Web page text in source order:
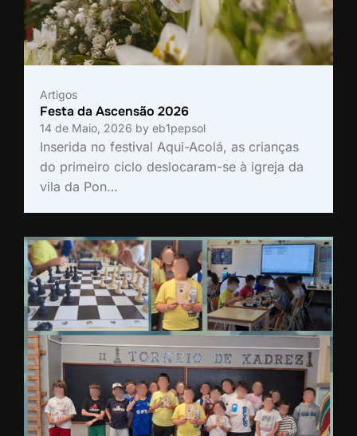
Artigos
Festa da Ascensão 2026
14 de Maio, 2026 by eb1pepsol
Inserida no festival Aqui-Acolá, as crianças
do primeiro ciclo deslocaram-se à igreja da
vila da Pon…